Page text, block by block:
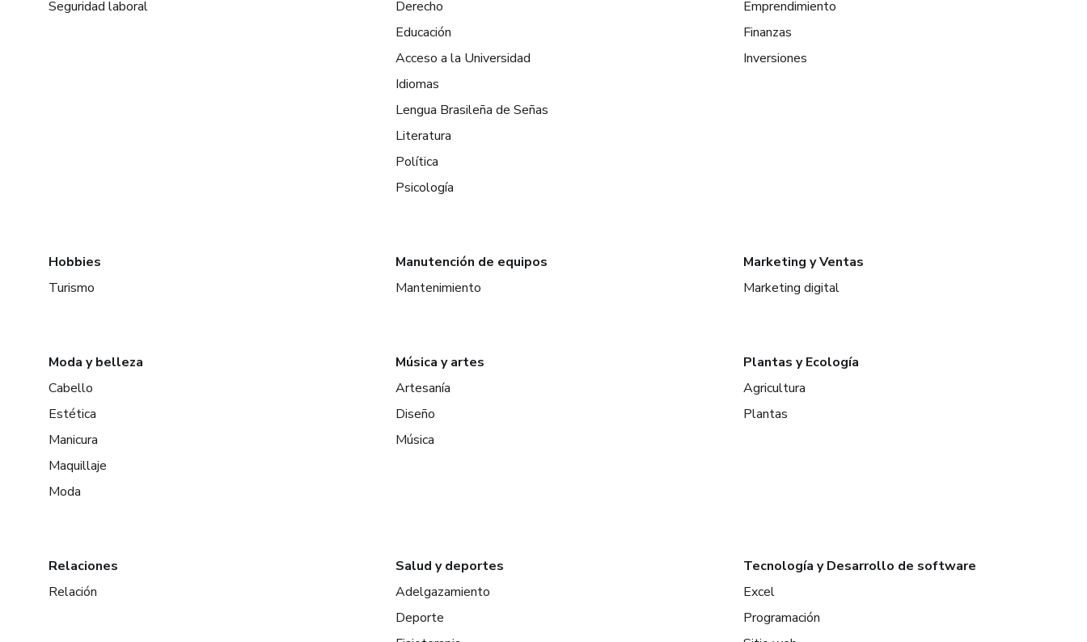
Seguridad laboral
Derecho
Educación
Acceso a la Universidad
Idiomas
Lengua Brasileña de Señas
Literatura
Política
Psicología
Emprendimiento
Finanzas
Inversiones
Hobbies
Turismo
Manutención de equipos
Mantenimiento
Marketing y Ventas
Marketing digital
Moda y belleza
Cabello
Estética
Manicura
Maquillaje
Moda
Música y artes
Artesanía
Diseño
Música
Plantas y Ecología
Agricultura
Plantas
Relaciones
Relación
Salud y deportes
Adelgazamiento
Deporte
Tecnología y Desarrollo de software
Excel
Programación